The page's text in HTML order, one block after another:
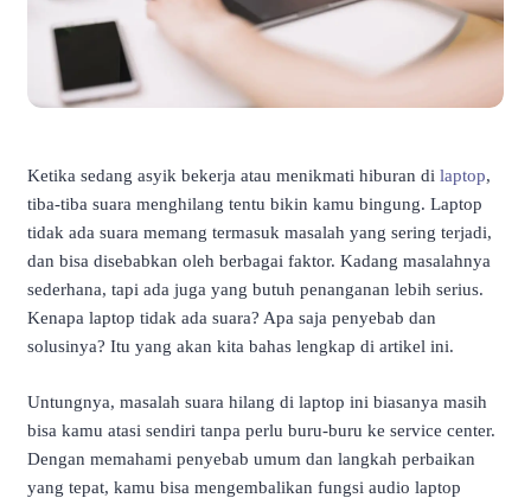
Ketika sedang asyik bekerja atau menikmati hiburan di laptop,
tiba-tiba suara menghilang tentu bikin kamu bingung. Laptop
tidak ada suara memang termasuk masalah yang sering terjadi,
dan bisa disebabkan oleh berbagai faktor. Kadang masalahnya
sederhana, tapi ada juga yang butuh penanganan lebih serius.
Kenapa laptop tidak ada suara? Apa saja penyebab dan
solusinya? Itu yang akan kita bahas lengkap di artikel ini.
Untungnya, masalah suara hilang di laptop ini biasanya masih
bisa kamu atasi sendiri tanpa perlu buru-buru ke service center.
Dengan memahami penyebab umum dan langkah perbaikan
yang tepat, kamu bisa mengembalikan fungsi audio laptop